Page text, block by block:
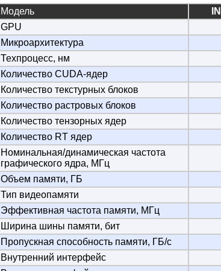
Модель
GPU
Микроархитектура
Техпроцесс, нм
Количество CUDA-ядер
Количество текстурных блоков
Количество растровых блоков
Количество тензорных ядер
Количество RT ядер
Номинальная/динамическая частота
графического ядра, МГц
Объем памяти, ГБ
Тип видеопамяти
Эффективная частота памяти, МГц
Ширина шины памяти, бит
Пропускная способность памяти, ГБ/с
Внутренний интерфейс